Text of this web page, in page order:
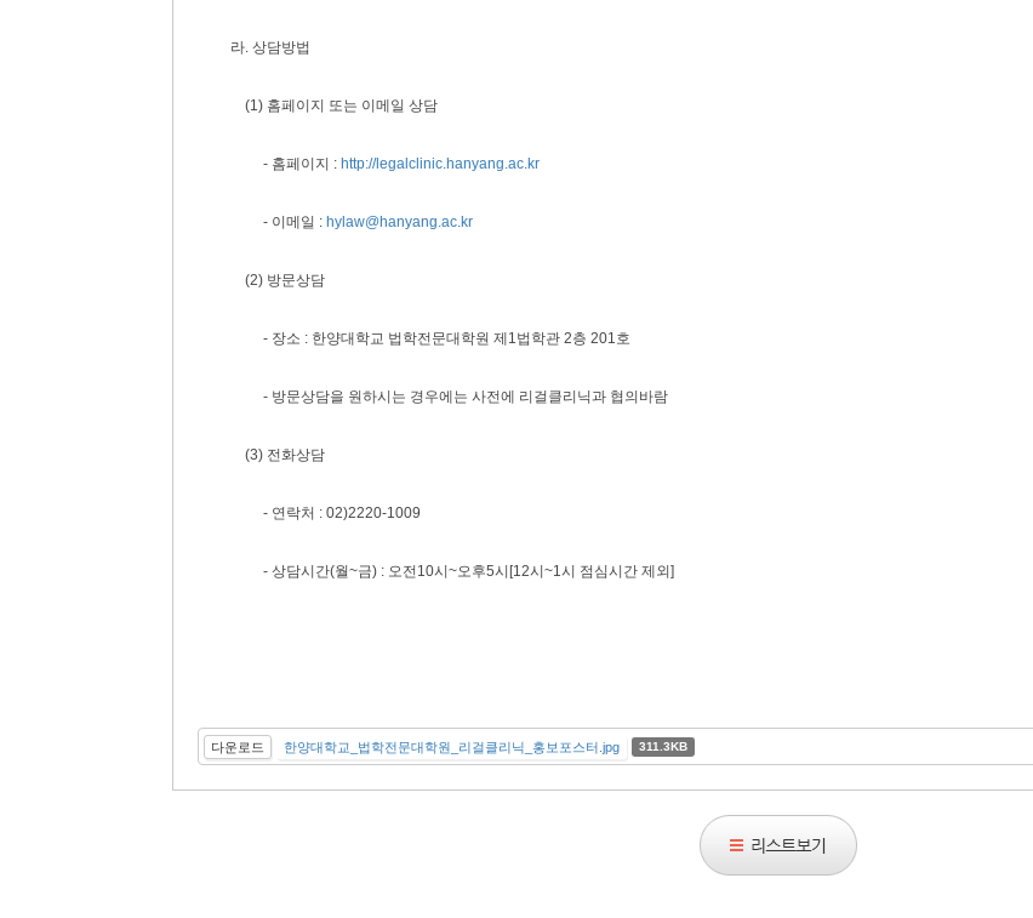
라. 상담방법
(1) 홈페이지 또는 이메일 상담
- 홈페이지 : http://legalclinic.hanyang.ac.kr
- 이메일 : hylaw@hanyang.ac.kr
(2) 방문상담
- 장소 : 한양대학교 법학전문대학원 제1법학관 2층 201호
- 방문상담을 원하시는 경우에는 사전에 리걸클리닉과 협의바람
(3) 전화상담
- 연락처 : 02)2220-1009
- 상담시간(월~금) : 오전10시~오후5시[12시~1시 점심시간 제외]
다운로드 한양대학교_법학전문대학원_리걸클리닉_홍보포스터.jpg 311.3KB
스
트